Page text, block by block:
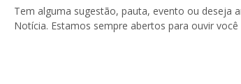
Tem alguma sugestão, pauta, evento ou deseja
Notícia. Estamos sempre abertos para ouvir